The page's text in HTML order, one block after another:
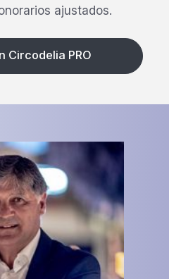
ajustados.
Circodelia PRO